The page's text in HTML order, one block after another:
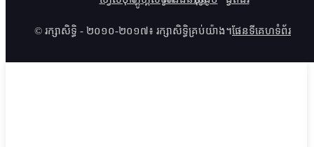
© រក្សាសិទ្ធិ - ២០១០-២០១៧៖ រក្សាសិទ្ធិគ្រប់យ៉ាង។ផែនទីគេហទំព័រ